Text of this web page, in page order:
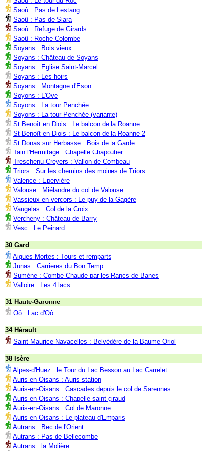
Saoû : Pas de Lestang
Saoû : Pas de Siara
Saoû : Refuge de Girards
Saoû : Roche Colombe
Soyans : Bois vieux
Soyans : Château de Soyans
Soyans : Eglise Saint-Marcel
Soyans : Les hoirs
Soyans : Montagne d'Eson
Soyons : L'Ove
Soyons : La tour Penchée
Soyons : La tour Penchée (variante)
St Benoît en Diois : Le balcon de la Roanne
St Benoît en Diois : Le balcon de la Roanne 2
St Donas sur Herbasse : Bois de la Garde
Tain l'Hermitage : Chapelle Chapoutier
Treschenu-Creyers : Vallon de Combeau
Triors : Sur les chemins des moines de Triors
Valence : Epervière
Valouse : Miélandre du col de Valouse
Vassieux en vercors : Le puy de la Gagère
Vaugelas : Col de la Croix
Vercheny : Château de Barry
Vesc : Le Peinard
30 Gard
Aigues-Mortes : Tours et remparts
Junas : Carrieres du Bon Temp
Sumène : Combe Chaude par les Rancs de Banes
Valloire : Les 4 lacs
31 Haute-Garonne
Oô : Lac d'Oô
34 Hérault
Saint-Maurice-Navacelles : Belvédère de la Baume Oriol
38 Isère
Alpes-d'Huez : le Tour du Lac Besson au Lac Carrelet
Auris-en-Oisans : Auris station
Auris-en-Oisans : Cascades depuis le col de Sarennes
Auris-en-Oisans : Chapelle saint giraud
Auris-en-Oisans : Col de Maronne
Auris-en-Oisans : Le plateau d'Emparis
Autrans : Bec de l'Orient
Autrans : Pas de Bellecombe
Autrans : la Molière